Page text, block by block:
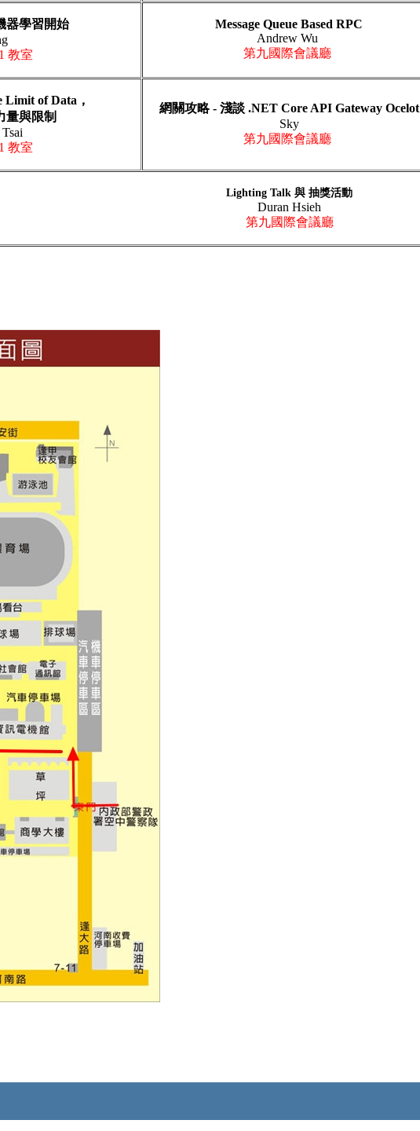
器學習開始
教室
Message Queue Based RPC
Andrew Wu
第九國際會議廳
Limit of Data，
量與限制
Tsai
教室
網關攻略 - 淺談 .NET Core API Gateway Ocelot
Sky
第九國際會議廳
Lighting Talk 與 抽獎活動
Duran Hsieh
第九國際會議廳